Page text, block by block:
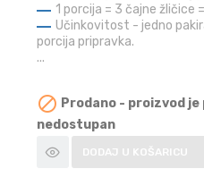
1 porcija = 3 čajne žličice
Učinkovitost - jedno
porcija pripravka.
...
 Prodano - proizvod
nedostupan
DODAJ U KOŠARICU